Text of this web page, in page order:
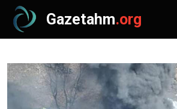
Gazetahm.org